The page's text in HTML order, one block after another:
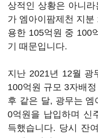
상적인 상황은 아니
가 엠아이팜제천 지
용한 105억원 중 100
기 때문입니다.
지난 2021년 12월 광
100억원 규모 3자배
후 같은 달, 광무는
0억원을 납입하며 신
득했습니다. 당시 잔